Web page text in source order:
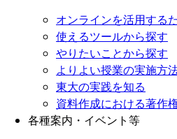
オンラインを活用する
使えるツールから探す
やりたいことから探す
よりよい授業の実施方
東大の実践を知る
資料作成における著作
各種案内・イベント等